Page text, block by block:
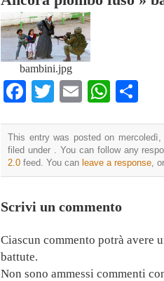
bambini.jpg
Facebook
TwitterEmail
This entry was posted on
filed under . You can follow any
2.0 feed. You can leave a response ,
Scrivi un commento
Ciascun commento potrà avere
battute.
Non sono ammessi commenti